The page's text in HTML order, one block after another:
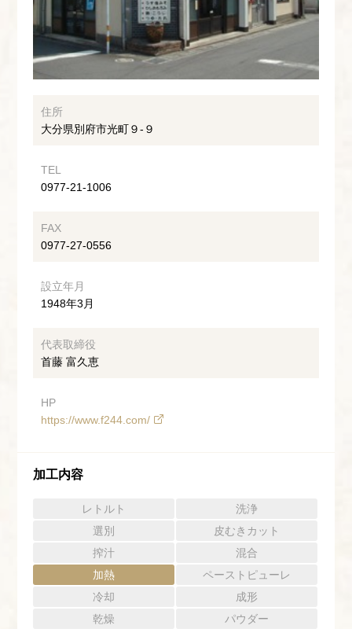
住所
大分県別府市光町９-９
TEL
0977-21-1006
FAX
0977-27-0556
設立年月
1948年3月
代表取締役
首藤 富久恵
HP
https://www.f244.com/
加工内容
レトルト
洗浄
選別
皮むきカット
搾汁
混合
加熱
ペーストピューレ
冷却
成形
乾燥
パウダー